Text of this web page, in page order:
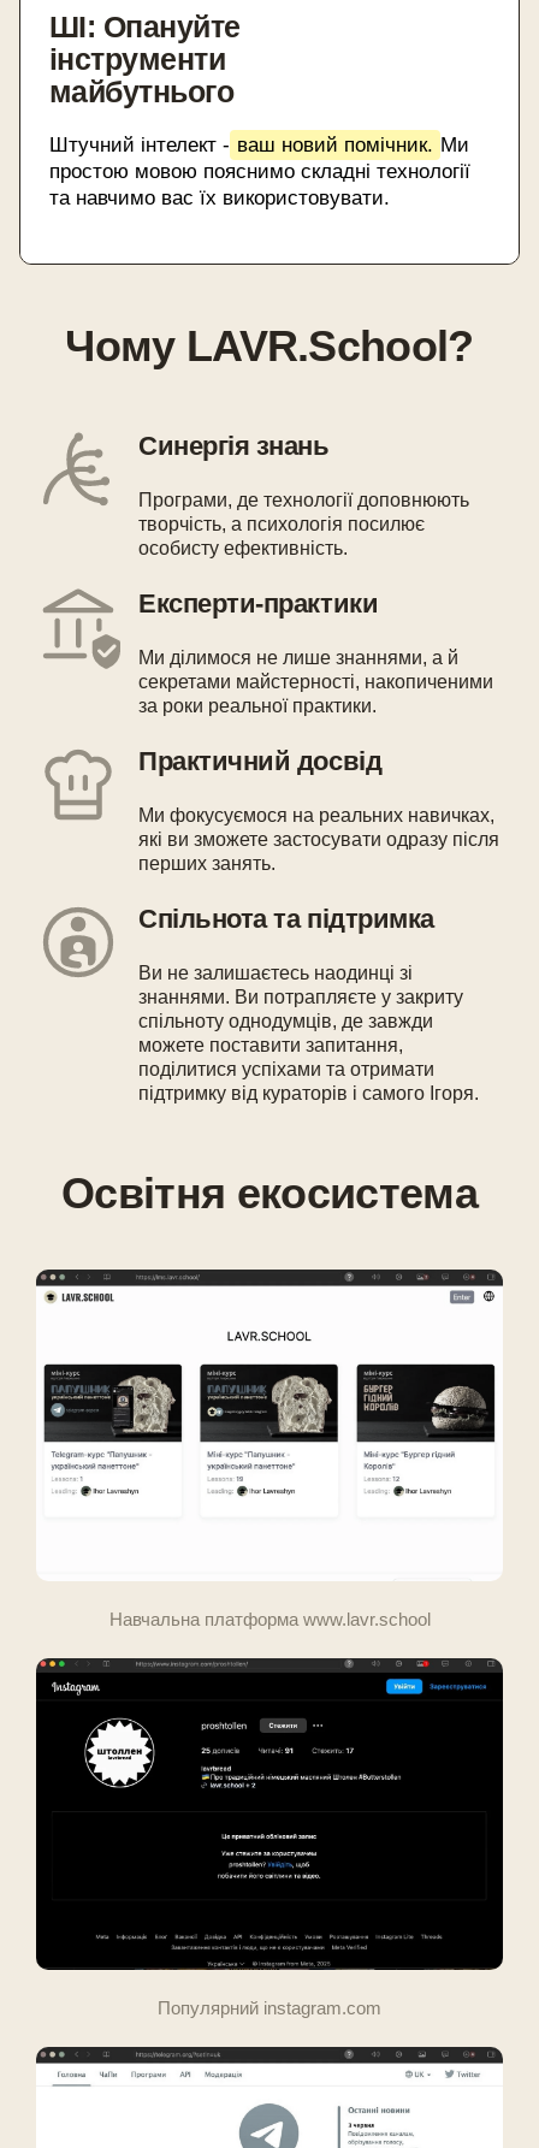
ШІ: Опануйте
інструменти
майбутнього
Штучний інтелект - ваш новий помічник. Ми
простою мовою пояснимо складні технології
та навчимо вас їх використовувати.
Чому LAVR.School?
Синергія знань
Програми, де технології доповнюють
творчість, а психологія посилює
особисту ефективність.
Експерти-практики
Ми ділимося не лише знаннями, а й
секретами майстерності, накопиченими
за роки реальної практики.
Практичний досвід
Ми фокусуємося на реальних навичках,
які ви зможете застосувати одразу після
перших занять.
Спільнота та підтримка
Ви не залишаєтесь наодинці зі
знаннями. Ви потрапляєте у закриту
спільноту однодумців, де завжди
можете поставити запитання,
поділитися успіхами та отримати
підтримку від кураторів і самого Ігоря.
Освітня екосистема
Навчальна платформа www.lavr.school
Популярний instagram.com